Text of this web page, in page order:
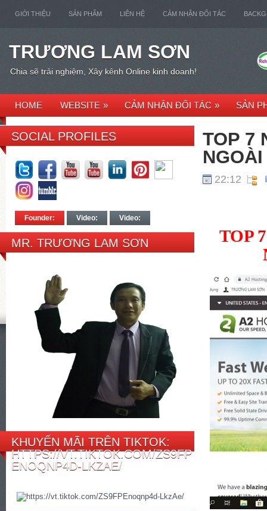
GIỚI THIỆU SẢN PHẨM LIÊN HỆ CẢM NHẬN ĐỐI TÁC
TRƯƠNG LAM SƠN
Chia sẽ trải nghiệm, Xây kênh Online kinh doanh!
HOME WEBSITE » CẢM NHẬN ĐỐI TÁC » SẢN
SOCIAL PROFILES
Founder: Video: Video:
MR. TRƯƠNG LAM SƠN
KHUYẾN MÃI TRÊN TIKTOK:
HTTPS://VT.TIKTOK.COM/ZS9FP
ENOQNP4D-LKZAE/
TOP 7
22:12
TOP